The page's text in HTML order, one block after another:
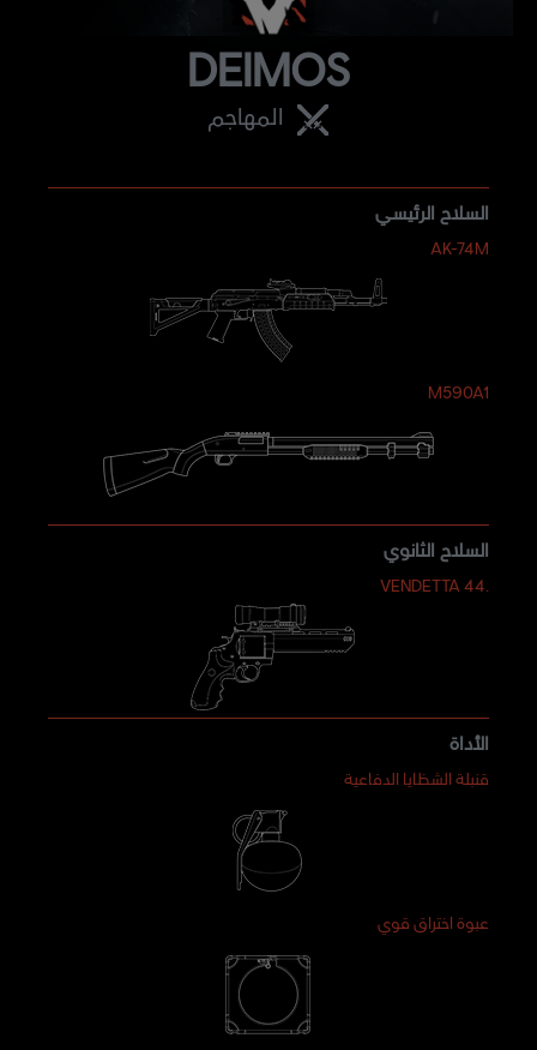
DEIMOS
المهاجم
السلاح الرئيسي
AK-74M
M590A1
السلاح الثانوي
.44 VENDETTA
الأداة
قنبلة الشظايا الدفاعية
عبوة اختراق قوي